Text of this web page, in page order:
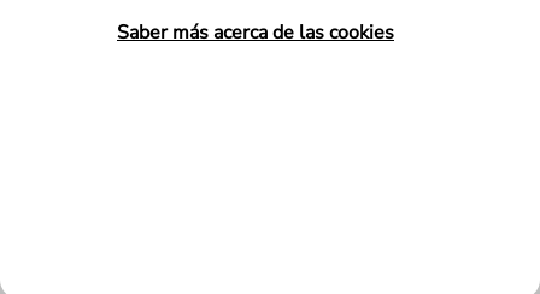
Saber más acerca de las cookies
Las cookies permiten, entre otras cosas, reconocerte